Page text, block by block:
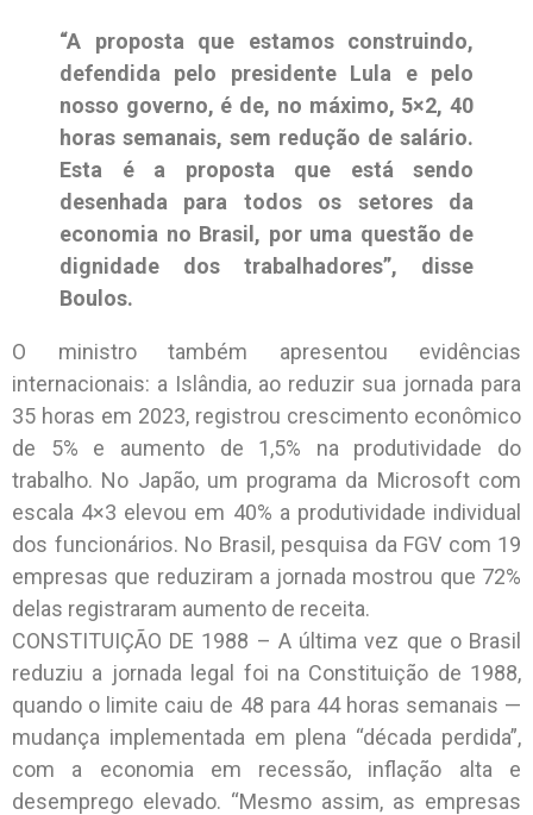
“A proposta que estamos construindo,
defendida pelo presidente Lula e pelo
nosso governo, é de, no máximo, 5×2, 40
horas semanais, sem redução de salário.
Esta é a proposta que está sendo
desenhada para todos os setores da
economia no Brasil, por uma questão de
dignidade dos trabalhadores”, disse
Boulos.
O ministro também apresentou evidências
internacionais: a Islândia, ao reduzir sua jornada para
35 horas em 2023, registrou crescimento econômico
de 5% e aumento de 1,5% na produtividade do
trabalho. No Japão, um programa da Microsoft com
escala 4×3 elevou em 40% a produtividade individual
dos funcionários. No Brasil, pesquisa da FGV com 19
empresas que reduziram a jornada mostrou que 72%
delas registraram aumento de receita.
CONSTITUIÇÃO DE 1988 – A última vez que o Brasil
reduziu a jornada legal foi na Constituição de 1988,
quando o limite caiu de 48 para 44 horas semanais —
mudança implementada em plena “década perdida”,
com a economia em recessão, inflação alta e
desemprego elevado. “Mesmo assim, as empresas